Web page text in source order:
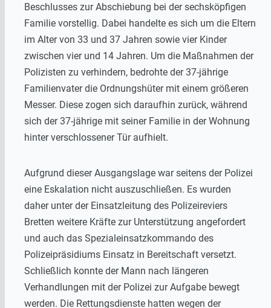
Beschlusses zur Abschiebung bei der sechsköpfigen
Familie vorstellig. Dabei handelte es sich um die Eltern
im Alter von 33 und 37 Jahren sowie vier Kinder
zwischen vier und 14 Jahren. Um die Maßnahmen der
Polizisten zu verhindern, bedrohte der 37-jährige
Familienvater die Ordnungshüter mit einem größeren
Messer. Diese zogen sich daraufhin zurück, während
sich der 37-jährige mit seiner Familie in der Wohnung
hinter verschlossener Tür aufhielt.
Aufgrund dieser Ausgangslage war seitens der Polizei
eine Eskalation nicht auszuschließen. Es wurden
daher unter der Einsatzleitung des Polizeireviers
Bretten weitere Kräfte zur Unterstützung angefordert
und auch das Spezialeinsatzkommando des
Polizeipräsidiums Einsatz in Bereitschaft versetzt.
Schließlich konnte der Mann nach längeren
Verhandlungen mit der Polizei zur Aufgabe bewegt
werden. Die Rettungsdienste hatten wegen der